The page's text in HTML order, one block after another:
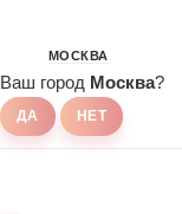
МОСКВА
Ваш город Москва?